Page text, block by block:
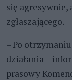
się agresywnie,
zgłaszającego.
– Po
działania –
prasowy